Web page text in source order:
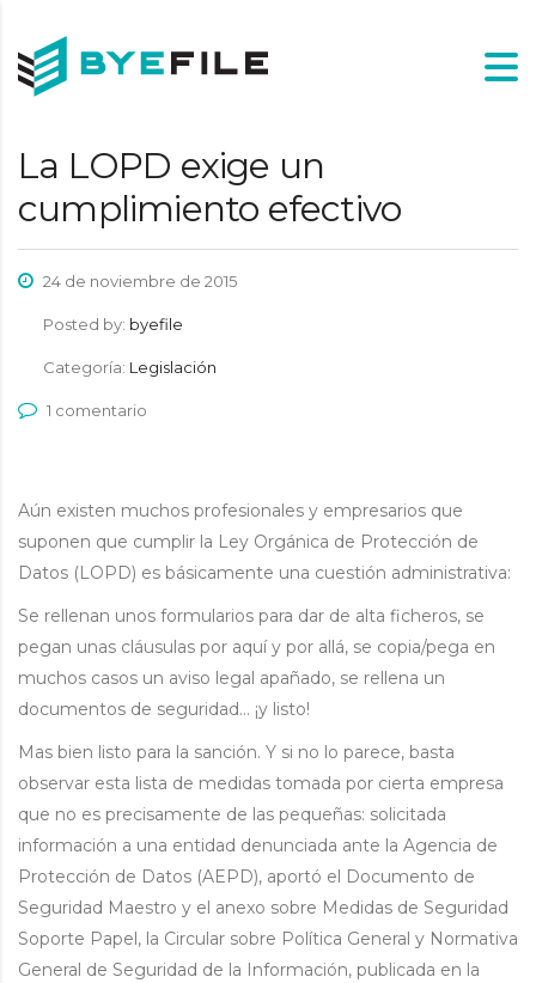
La LOPD exige un
cumplimiento efectivo
24 de noviembre de 2015
Posted by: byefile
Categoría: Legislación
1 comentario
Aún existen muchos profesionales y empresarios que
suponen que cumplir la Ley Orgánica de Protección de
Datos (LOPD) es básicamente una cuestión administrativa:
Se rellenan unos formularios para dar de alta ficheros, se
pegan unas cláusulas por aquí y por allá, se copia/pega en
muchos casos un aviso legal apañado, se rellena un
documentos de seguridad… ¡y listo!
Mas bien listo para la sanción. Y si no lo parece, basta
observar esta lista de medidas tomada por cierta empresa
que no es precisamente de las pequeñas: solicitada
información a una entidad denunciada ante la Agencia de
Protección de Datos (AEPD), aportó el Documento de
Seguridad Maestro y el anexo sobre Medidas de Seguridad
Soporte Papel, la Circular sobre Política General y Normativa
General de Seguridad de la Información, publicada en la